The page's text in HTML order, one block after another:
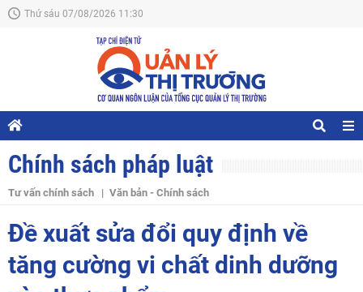
Thứ sáu 07/08/2026 11:30
Chính sách pháp luật
Tư vấn chính sách Văn bản - Chính sách
Đề xuất sửa đổi quy định về
tăng cường vi chất dinh dưỡng